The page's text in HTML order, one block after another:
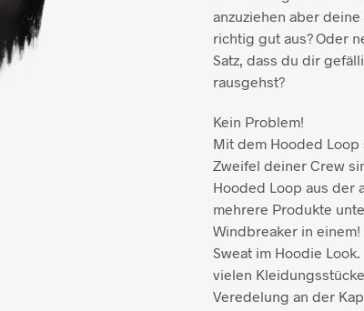
anzuziehen aber
richtig gut aus? Oder
Satz, dass du dir
rausgehst?
Kein Problem!
Mit dem Hooded
Zweifel deiner Crew
Hooded Loop aus der
mehrere Produkte
Windbreaker in
Sweat im Hoodie
vielen
Veredelung an der